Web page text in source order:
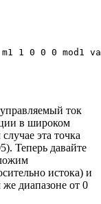
1 0 0 0 mod1
ток
в широком
эта точка
Теперь давайте
истока) и
диапазоне от 0